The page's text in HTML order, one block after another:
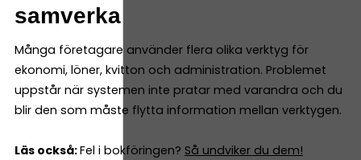
samverka
Många företagare använder flera olika verktyg för
ekonomi, löner, kvitton och administration. Problemet
uppstår när systemen inte pratar med varandra och du
blir den som måste flytta information mellan verktygen.
Läs också:Fel i bokföringen? Så undviker du dem!